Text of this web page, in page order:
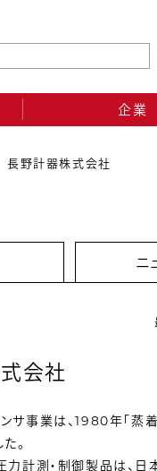
企業
長野計器株式会社
ニ
会社
サ事業は、1980年「蒸
。
力計測・制御製品は、